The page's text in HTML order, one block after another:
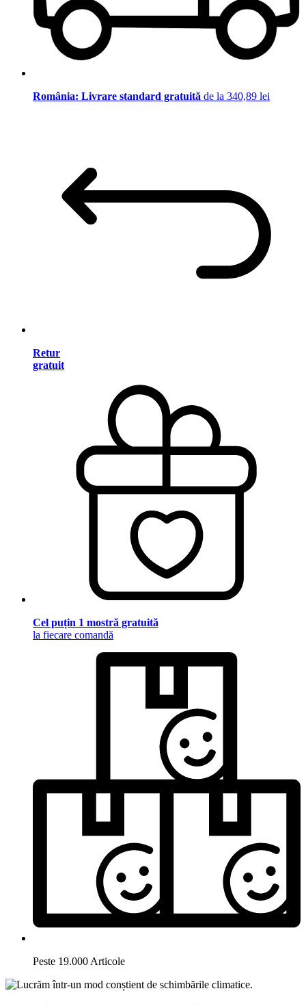
România: Livrare standard gratuită de la 340,89 lei
Retur
gratuit
Cel puțin 1 mostră gratuită
la fiecare comandă
Peste 19.000 Articole